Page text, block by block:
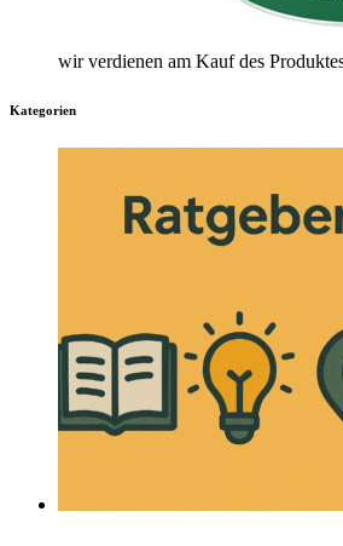
wir verdienen am Kauf des
Kategorien